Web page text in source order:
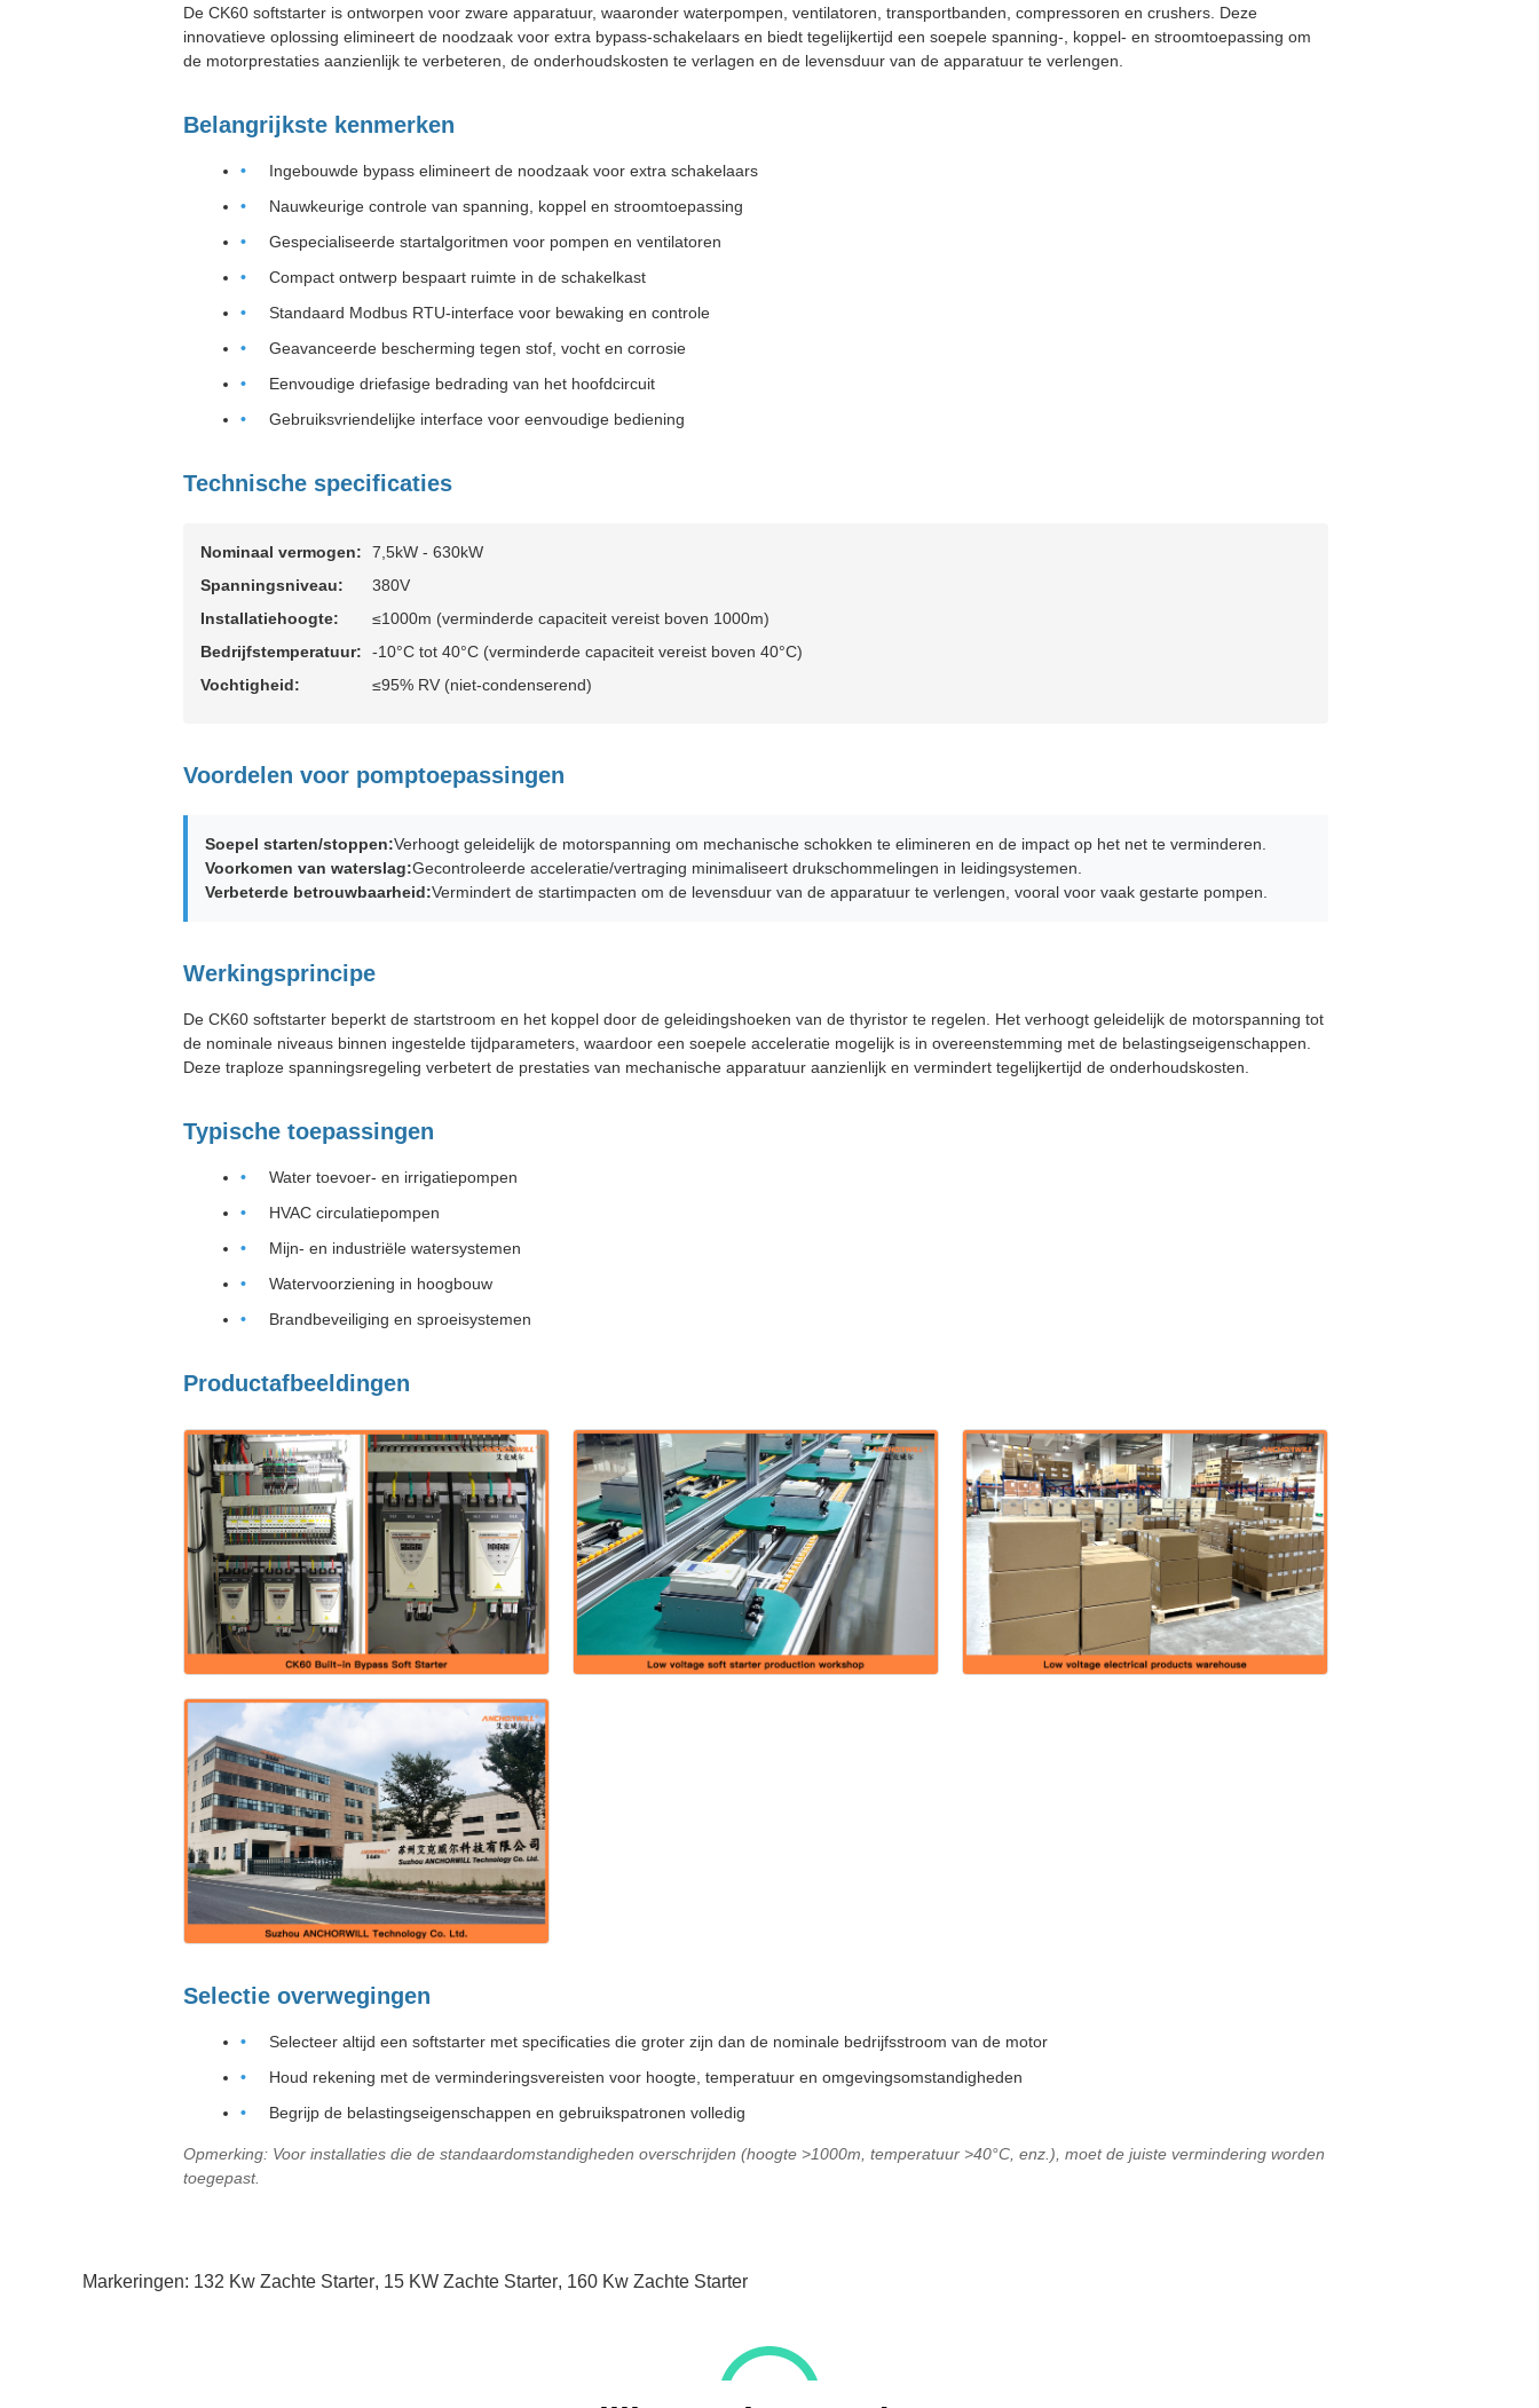
De CK60 softstarter is ontworpen voor zware apparatuur, waaronder waterpompen, ventilatoren, transportbanden, compressoren en crushers. Deze
innovatieve oplossing elimineert de noodzaak voor extra bypass-schakelaars en biedt tegelijkertijd een soepele spanning-, koppel- en stroomtoepassing om
de motorprestaties aanzienlijk te verbeteren, de onderhoudskosten te verlagen en de levensduur van de apparatuur te verlengen.
Belangrijkste kenmerken
Ingebouwde bypass elimineert de noodzaak voor extra schakelaars
Nauwkeurige controle van spanning, koppel en stroomtoepassing
Gespecialiseerde startalgoritmen voor pompen en ventilatoren
Compact ontwerp bespaart ruimte in de schakelkast
Standaard Modbus RTU-interface voor bewaking en controle
Geavanceerde bescherming tegen stof, vocht en corrosie
Eenvoudige driefasige bedrading van het hoofdcircuit
Gebruiksvriendelijke interface voor eenvoudige bediening
Technische specificaties
Nominaal vermogen:
7,5kW - 630kW
Spanningsniveau:
380V
Installatiehoogte:
≤1000m (verminderde capaciteit vereist boven 1000m)
Bedrijfstemperatuur:
-10°C tot 40°C (verminderde capaciteit vereist boven 40°C)
Vochtigheid:
≤95% RV (niet-condenserend)
Voordelen voor pomptoepassingen
Soepel starten/stoppen:Verhoogt geleidelijk de motorspanning om mechanische schokken te elimineren en de impact op het net te verminderen.
Voorkomen van waterslag:Gecontroleerde acceleratie/vertraging minimaliseert drukschommelingen in leidingsystemen.
Verbeterde betrouwbaarheid:Vermindert de startimpacten om de levensduur van de apparatuur te verlengen, vooral voor vaak gestarte pompen.
Werkingsprincipe
De CK60 softstarter beperkt de startstroom en het koppel door de geleidingshoeken van de thyristor te regelen. Het verhoogt geleidelijk de motorspanning tot
de nominale niveaus binnen ingestelde tijdparameters, waardoor een soepele acceleratie mogelijk is in overeenstemming met de belastingseigenschappen.
Deze traploze spanningsregeling verbetert de prestaties van mechanische apparatuur aanzienlijk en vermindert tegelijkertijd de onderhoudskosten.
Typische toepassingen
Water toevoer- en irrigatiepompen
HVAC circulatiepompen
Mijn- en industriële watersystemen
Watervoorziening in hoogbouw
Brandbeveiliging en sproeisystemen
Productafbeeldingen
Selectie overwegingen
Selecteer altijd een softstarter met specificaties die groter zijn dan de nominale bedrijfsstroom van de motor
Houd rekening met de verminderingsvereisten voor hoogte, temperatuur en omgevingsomstandigheden
Begrijp de belastingseigenschappen en gebruikspatronen volledig
Opmerking: Voor installaties die de standaardomstandigheden overschrijden (hoogte >1000m, temperatuur >40°C, enz.), moet de juiste vermindering worden
toegepast.
Markeringen: 132 Kw Zachte Starter, 15 KW Zachte Starter, 160 Kw Zachte Starter